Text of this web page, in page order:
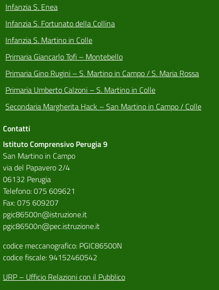
Infanzia S. Enea
Infanzia S. Fortunato della Collina
Infanzia S. Martino in Colle
Primaria Giancarlo Tofi – Montebello
Primaria Gino Rugini – S. Martino in Campo / S. Maria Rossa
Primaria Umberto Calzoni – S. Martino in Colle
Secondaria Margherita Hack – San Martino in Campo / Colle
Contatti
Istituto Comprensivo Perugia 9
San Martino in Campo
via del Papavero 2/4
06132 Perugia
Telefono: 075 609621
Fax: 075 609207
pgic86500n@istruzione.it
pgic86500n@pec.istruzione.it
codice meccanografico: PGIC86500N
codice fiscale: 94152460542
URP – Ufficio Relazioni con il Pubblico